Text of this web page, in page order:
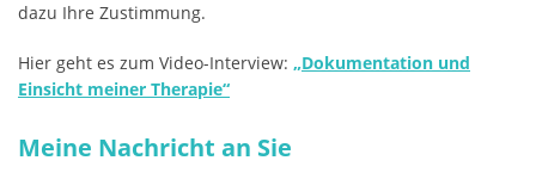
dazu Ihre Zustimmung.
Hier geht es zum Video-Interview: „Dokumentation und
Einsicht meiner Therapie“
Meine Nachricht an Sie